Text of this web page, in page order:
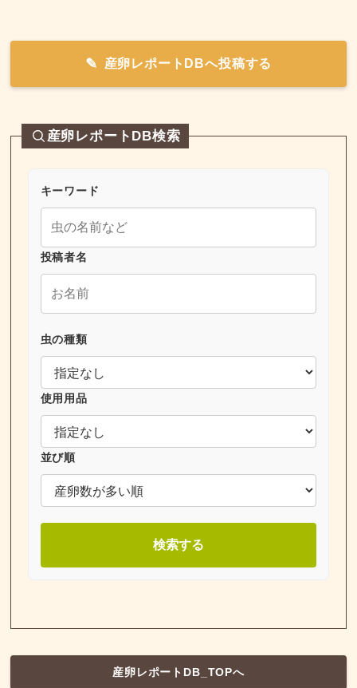
産卵レポートDBへ投稿する
産卵レポートDB検索
キーワード
投稿者名
虫の種類
使用用品
並び順
検索する
産卵レポートDB_TOPへ